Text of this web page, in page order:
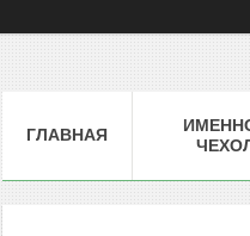
ГЛАВНАЯ